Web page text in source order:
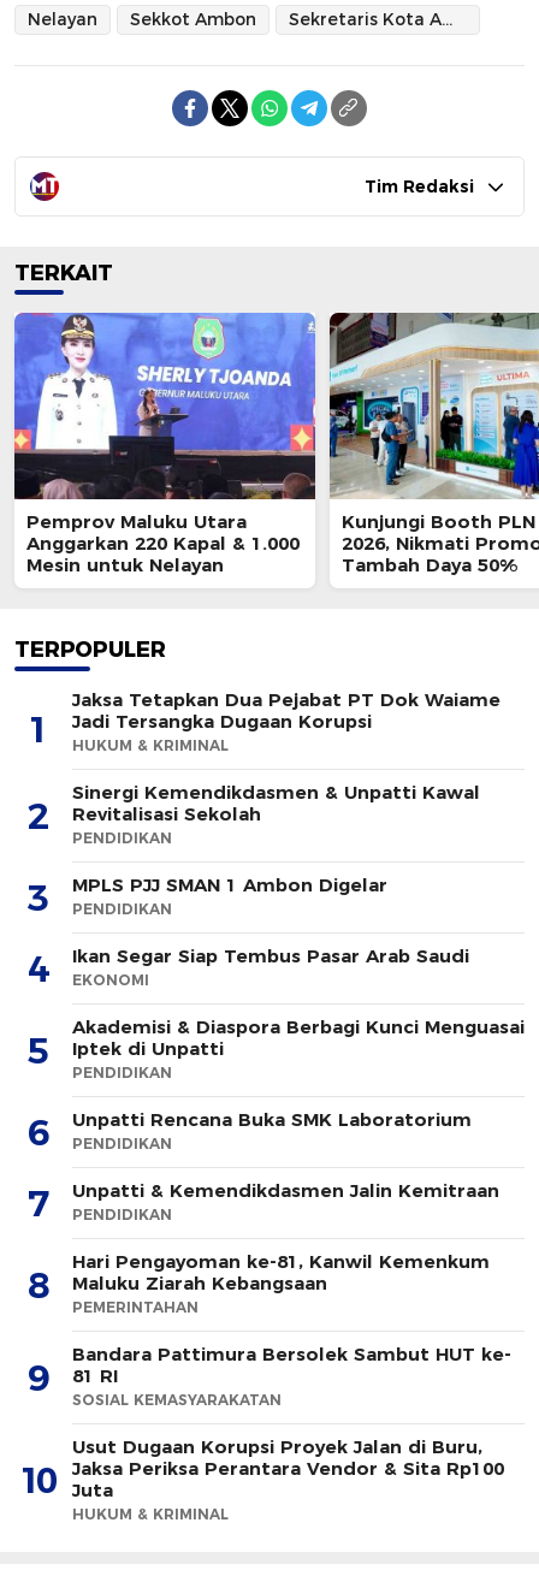
Nelayan
Sekkot Ambon Sekretaris Kota Ambon
Tim Redaksi
TERKAIT
Pemprov Maluku Utara
Anggarkan 220 Kapal & 1.000
Mesin untuk Nelayan
Kunjungi Booth PLN
2026, Nikmati
Tambah Daya 50%
TERPOPULER
1
Jaksa Tetapkan Dua Pejabat PT Dok Waiame
Jadi Tersangka Dugaan Korupsi
HUKUM & KRIMINAL
2
Sinergi Kemendikdasmen & Unpatti Kawal
Revitalisasi Sekolah
PENDIDIKAN
3 MPLS PJJ SMAN 1 Ambon Digelar
PENDIDIKAN
4 Ikan Segar Siap Tembus Pasar Arab Saudi
EKONOMI
5
Akademisi & Diaspora Berbagi Kunci Menguasai
Iptek di Unpatti
PENDIDIKAN
6 Unpatti Rencana Buka SMK Laboratorium
PENDIDIKAN
7 Unpatti & Kemendikdasmen Jalin Kemitraan
PENDIDIKAN
8
Hari Pengayoman ke-81, Kanwil Kemenkum
Maluku Ziarah Kebangsaan
PEMERINTAHAN
9
Bandara Pattimura Bersolek Sambut HUT ke-
81 RI
SOSIAL KEMASYARAKATAN
10
Usut Dugaan Korupsi Proyek Jalan di Buru,
Jaksa Periksa Perantara Vendor & Sita Rp100
Juta
HUKUM & KRIMINAL